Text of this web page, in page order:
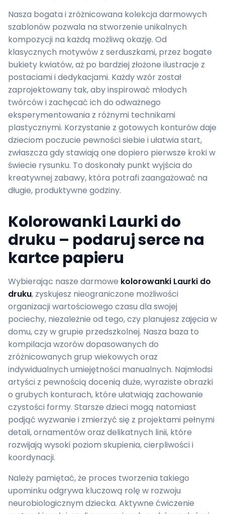
Nasza bogata i zróżnicowana kolekcja darmowych
szablonów pozwala na stworzenie unikalnych
kompozycji na każdą możliwą okazję. Od
klasycznych motywów z serduszkami, przez bogate
bukiety kwiatów, aż po bardziej złożone ilustracje z
postaciami i dedykacjami. Każdy wzór został
zaprojektowany tak, aby inspirować młodych
twórców i zachęcać ich do odważnego
eksperymentowania z różnymi technikami
plastycznymi. Korzystanie z gotowych konturów daje
dzieciom poczucie pewności siebie i ułatwia start,
zwłaszcza gdy stawiają one dopiero pierwsze kroki w
świecie rysunku. To doskonały punkt wyjścia do
kreatywnej zabawy, która potrafi zaangażować na
długie, produktywne godziny.
Kolorowanki Laurki do
druku – podaruj serce na
kartce papieru
Wybierając nasze darmowe kolorowanki Laurki do
druku, zyskujesz nieograniczone możliwości
organizacji wartościowego czasu dla swojej
pociechy, niezależnie od tego, czy planujesz zajęcia w
domu, czy w grupie przedszkolnej. Nasza baza to
kompilacja wzorów dopasowanych do
zróżnicowanych grup wiekowych oraz
indywidualnych umiejętności manualnych. Najmłodsi
artyści z pewnością docenią duże, wyraziste obrazki
o grubych konturach, które ułatwiają zachowanie
czystości formy. Starsze dzieci mogą natomiast
podjąć wyzwanie i zmierzyć się z projektami pełnymi
detali, ornamentów oraz delikatnych linii, które
rozwijają wysoki poziom skupienia, cierpliwości i
koordynacji.
Należy pamiętać, że proces tworzenia takiego
upominku odgrywa kluczową rolę w rozwoju
neurobiologicznym dziecka. Aktywne ćwiczenie